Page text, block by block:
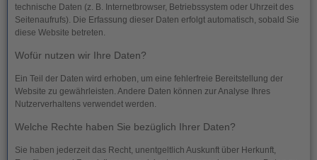
technische Daten (z. B. Internetbrowser, Betriebssystem oder Uhrzeit des
Seitenaufrufs). Die Erfassung dieser Daten erfolgt automatisch, sobald Sie
diese Website betreten.
Wofür nutzen wir Ihre Daten?
Ein Teil der Daten wird erhoben, um eine fehlerfreie Bereitstellung der
Website zu gewährleisten. Andere Daten können zur Analyse Ihres
Nutzerverhaltens verwendet werden.
Welche Rechte haben Sie bezüglich Ihrer Daten?
Sie haben jederzeit das Recht, unentgeltlich Auskunft über Herkunft,